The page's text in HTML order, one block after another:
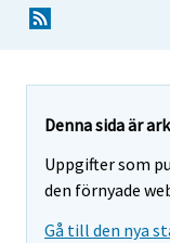
Denna sida är
Uppgifter som
den förnyade
Gå till den nya